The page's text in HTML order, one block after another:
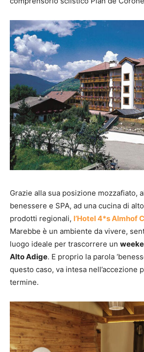
Grazie alla sua posizione mozzafiato,
benessere e SPA, ad una cucina di
prodotti regionali, l’Hotel 4*s Almhof
Marebbe è un ambiente da vivere,
luogo ideale per trascorrere un
Alto Adige. E proprio la parola
questo caso, va intesa nell’accezione
termine.